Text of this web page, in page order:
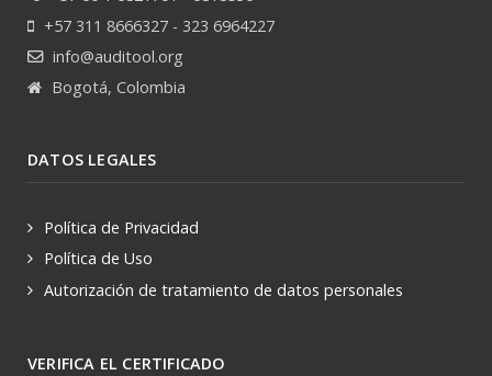
+57 311 8666327 - 323 6964227
info@auditool.org
Bogotá, Colombia
DATOS LEGALES
Política de Privacidad
Política de Uso
Autorización de tratamiento de datos personales
VERIFICA EL CERTIFICADO